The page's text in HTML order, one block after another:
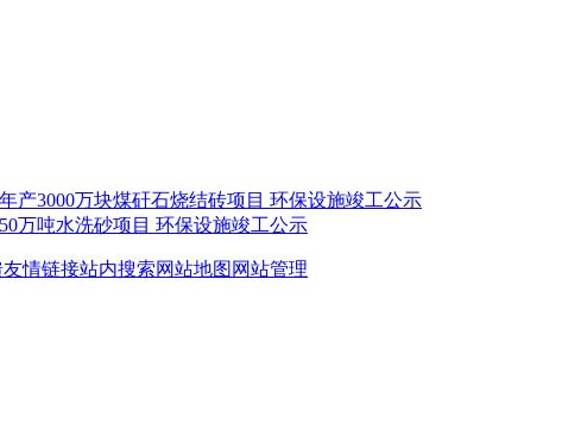
产3000万块煤矸石烧结砖项目 环保设施竣工公示
万吨水洗砂项目 环保设施竣工公示
友情链接站内搜索网站地图 网站管理